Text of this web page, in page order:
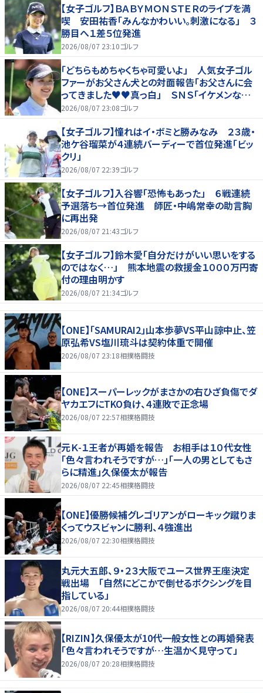
【女子ゴルフ】ＢＡＢＹＭＯＮＳＴＥＲのライブを満
喫 安田祐香「みんなかわいい。刺激になる」 ３
勝目へ１差５位発進
2026/08/07 23:10ゴルフ
「どちらもめちゃくちゃ可愛いよ」 人気女子ゴル
ファーがお父さん犬との対面報告「お父さんに会
ってきました♥♥真っ白」 ＳＮＳ「イケメンなお
父さん」「白戸家入りするんですか？」
2026/08/07 23:08ゴルフ
【女子ゴルフ】憧れはイ・ボミと勝みなみ ２３歳・
池ケ谷瑠菜が４連続バーディーで首位発進「ビッ
クリ」
2026/08/07 22:39ゴルフ
【女子ゴルフ】入谷響「恐怖もあった」 ６戦連続
予選落ち→首位発進 師匠・中嶋常幸の助言胸
に再出発
2026/08/07 21:43ゴルフ
【女子ゴルフ】鈴木愛「自分だけがいい思いをする
のではなく…」 熊本地震の救援金１０００万円寄
付の理由明かす
2026/08/07 21:34ゴルフ
【ONE】「SAMURAI2」山本歩夢VS平山諒中止、笠
原弘希VS塩川琉斗は契約体重で開催
2026/08/07 23:18相撲格闘技
【ONE】スーパーレックがまさかの右ひざ負傷でダ
ヤカエフにTKO負け、４連敗で正念場
2026/08/07 22:57相撲格闘技
元Ｋ-１王者が再婚を報告 お相手は１０代女性
「色々言われそうですが…」「一人の男としてもさ
らに精進」久保優太が報告
2026/08/07 22:45相撲格闘技
【ONE】優勝候補グレゴリアンがローキック蹴りま
くってウスビャンに勝利、４強進出
2026/08/07 22:30相撲格闘技
丸元大五郎、９・２３大阪でユース世界王座決定
戦出場 「自然にどこかで倒せるボクシングを目
指している」
2026/08/07 20:44相撲格闘技
【RIZIN】久保優太が10代一般女性との再婚発表
「色々言われそうですが…生温かく見守って」
2026/08/07 20:28相撲格闘技